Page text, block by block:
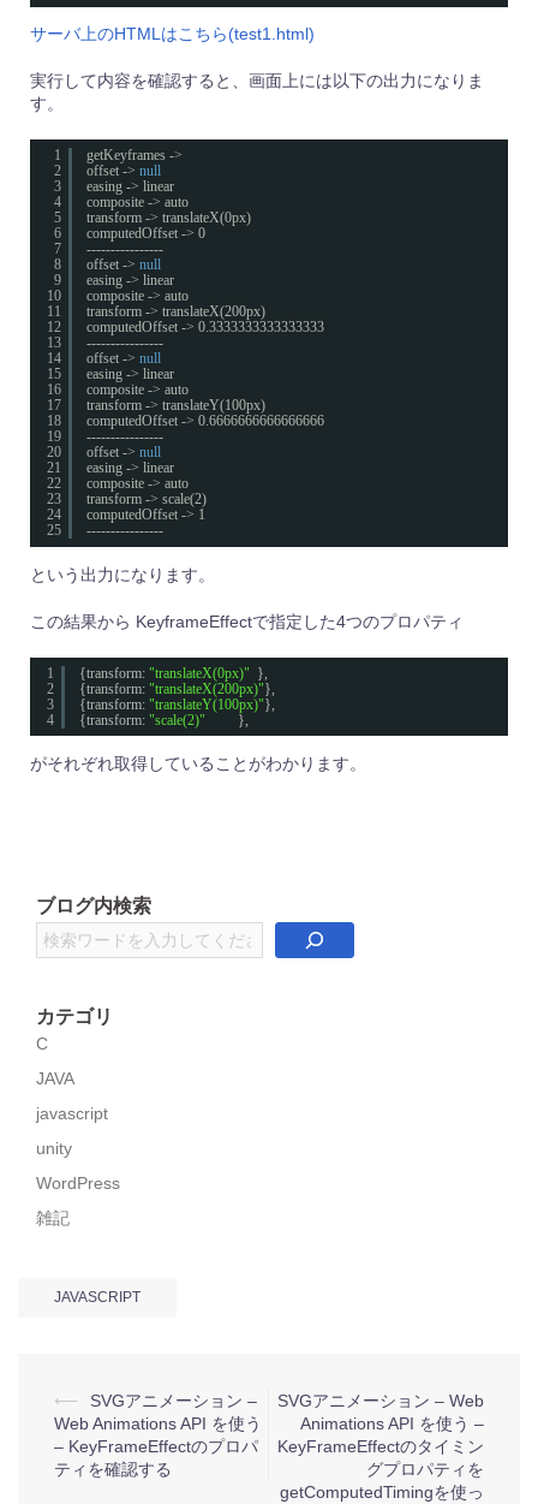
サーバ上のHTMLはこちら(test1.html)
実行して内容を確認すると、画面上には以下の出力になりま
す。
1
2
3
4
5
6
7
8
9
10
11
12
13
14
15
16
17
18
19
20
21
22
23
24
25
getKeyframes ->
offset -> null
easing -> linear
composite -> auto
transform -> translateX(0px)
computedOffset -> 0
----------------
offset -> null
easing -> linear
composite -> auto
transform -> translateX(200px)
computedOffset -> 0.3333333333333333
----------------
offset -> null
easing -> linear
composite -> auto
transform -> translateY(100px)
computedOffset -> 0.6666666666666666
----------------
offset -> null
easing -> linear
composite -> auto
transform -> scale(2)
computedOffset -> 1
----------------
という出力になります。
この結果から KeyframeEffectで指定した4つのプロパティ
1
2
3
4
{transform: "translateX(0px)" },
{transform: "translateX(200px)"},
{transform: "translateY(100px)"},
{transform: "scale(2)" },
がそれぞれ取得していることがわかります。
ブログ内検索
検
索
カテゴリ
C
JAVA
javascript
unity
WordPress
雑記
JAVASCRIPT
投
稿
ナ
⟵
SVGアニメーション –
Web Animations API を使う
– KeyFrameEffectのプロパ
ティを確認する
SVGアニメーション – Web
Animations API を使う –
KeyFrameEffectのタイミン
グプロパティを
getComputedTimingを使っ